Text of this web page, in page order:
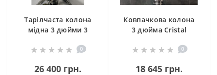
Тарілчаста колона
мідна 3 дюйми 3
0
26 400 грн.
Ковпачкова колона
3 дюйма Cristal
0
18 645 грн.